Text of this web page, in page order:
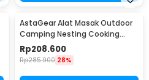
AstaGear Alat Masak Outdoor
Camping Nesting Cooking
Aluminium 7 in 1 - DS-308
Rp208.600
Rp285.900 28%